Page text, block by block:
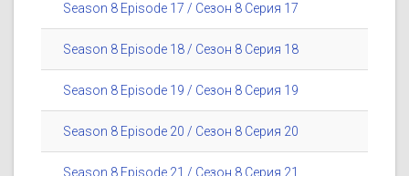
Season 8 Episode 17 / Сезон 8 Серия 17
Season 8 Episode 18 / Сезон 8 Серия 18
Season 8 Episode 19 / Сезон 8 Серия 19
Season 8 Episode 20 / Сезон 8 Серия 20
Season 8 Episode 21 / Сезон 8 Серия 21